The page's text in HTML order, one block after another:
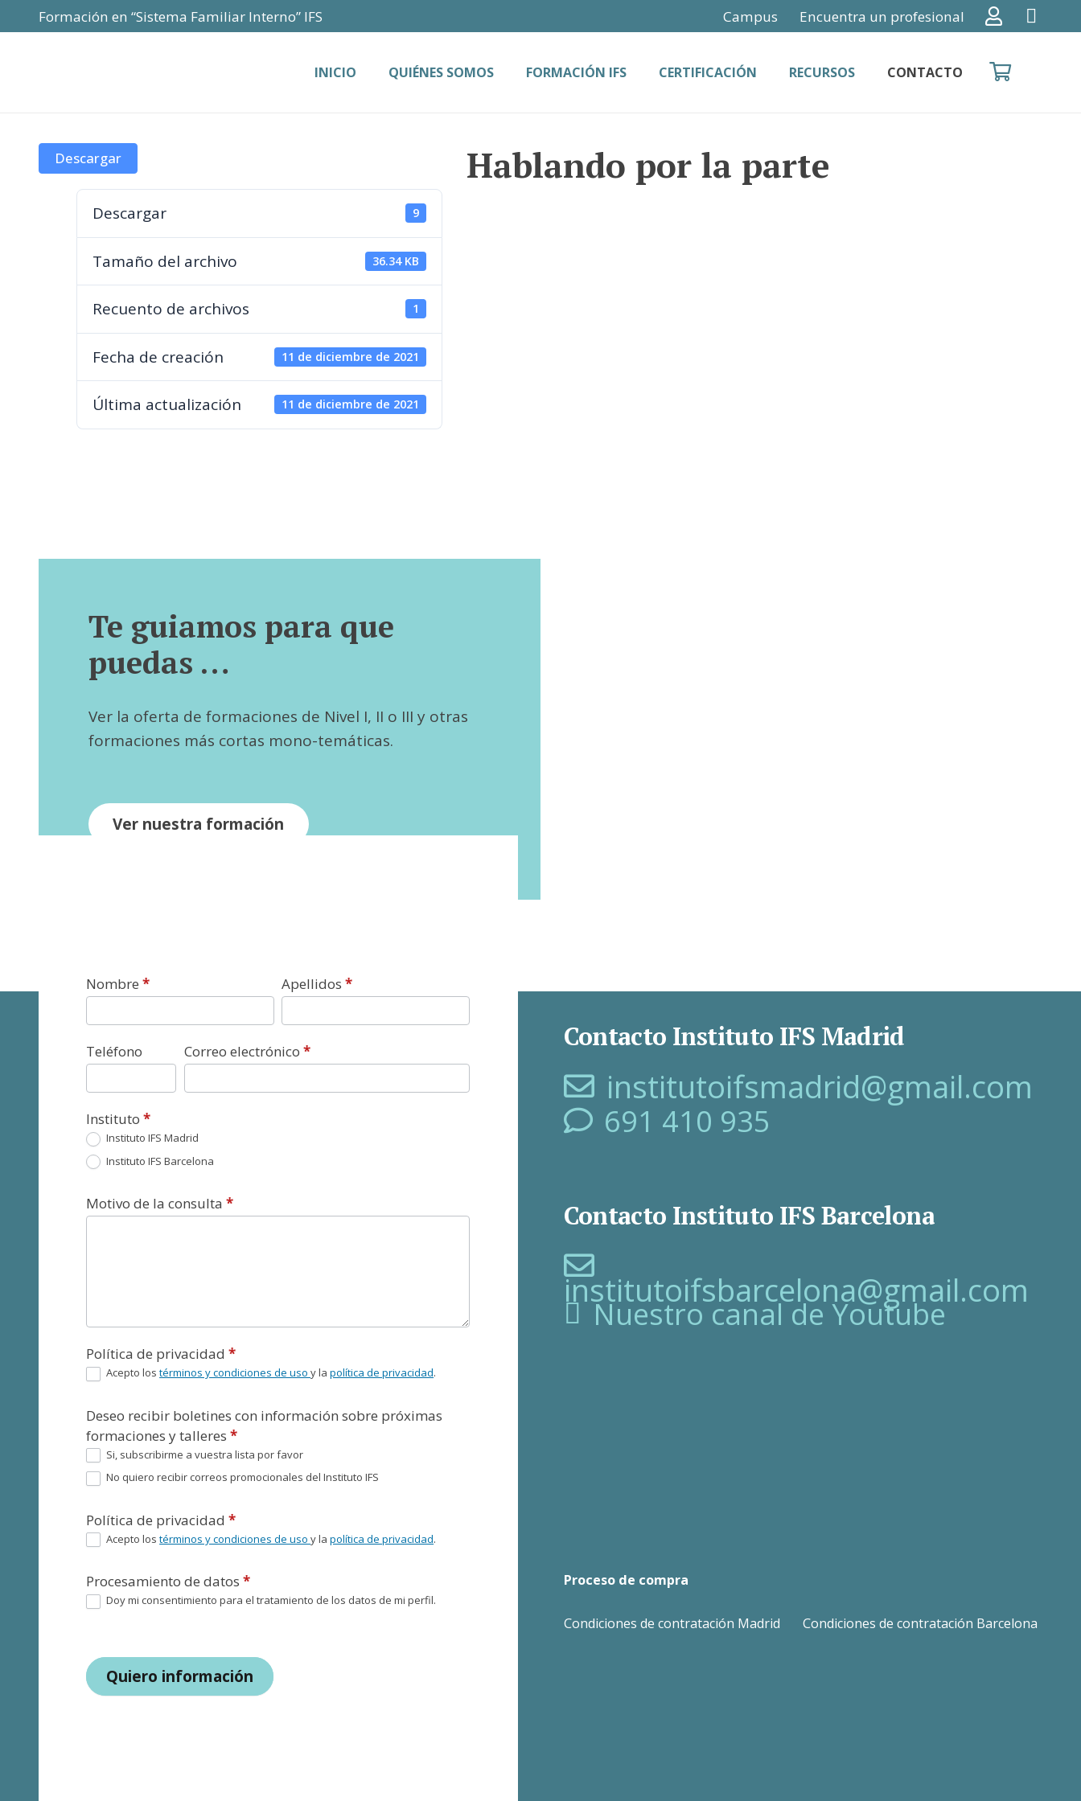
Formación en “Sistema Familiar Interno” IFS Campus Encuentra un profesional
INICIO QUIÉNES SOMOS FORMACIÓN IFS CERTIFICACIÓN RECURSOS CONTACTO
Descargar
Descargar 9
Tamaño del archivo 36.34 KB
Recuento de archivos 1
Fecha de creación 11 de diciembre de 2021
Última actualización 11 de diciembre de 2021
Hablando por la parte
Te guiamos para que
puedas …
Ver la oferta de formaciones de Nivel I, II o III y otras
formaciones más cortas mono-temáticas.
Ver nuestra formación
Contacto
Nombre* Apellidos*
Teléfono Correo electrónico *
Instituto*
Instituto IFS Madrid
Instituto IFS Barcelona
Motivo de la consulta*
Política de privacidad*
Acepto lostérminos y condiciones de usoy lapolítica de privacidad.
Deseo recibir boletines con información sobre próximas
formaciones y talleres*
Si, subscribirme a vuestra lista por favor
No quiero recibir correos promocionales del Instituto IFS
Política de privacidad*
Acepto lostérminos y condiciones de usoy lapolítica de privacidad.
Procesamiento de datos*
Doy mi consentimiento para el tratamiento de los datos de mi perfil.
Quiero información
Contacto Instituto IFS Madrid
institutoifsmadrid@gmail.com
691 410 935
Contacto Instituto IFS Barcelona
institutoifsbarcelona@gmail.com
Nuestro canal de Youtube
Proceso de compra
Condiciones de contratación Madrid Condiciones de contratación Barcelona